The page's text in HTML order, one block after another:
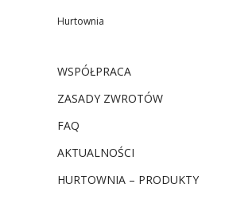
Hurtownia
WSPÓŁPRACA
ZASADY ZWROTÓW
FAQ
AKTUALNOŚCI
HURTOWNIA – PRODUKTY